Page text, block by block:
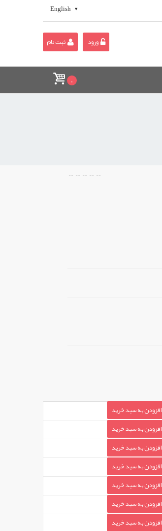
English
ورود ثبت نام
0
افزودن به سبد خرید
افزودن به سبد خرید
افزودن به سبد خرید
افزودن به سبد خرید
افزودن به سبد خرید
افزودن به سبد خرید
افزودن به سبد خرید